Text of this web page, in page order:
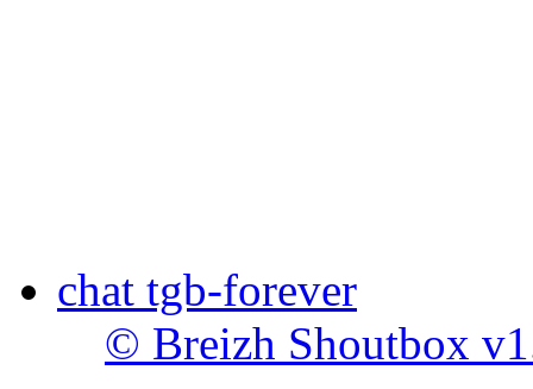
chat tgb-forever
© Breizh Shoutbox